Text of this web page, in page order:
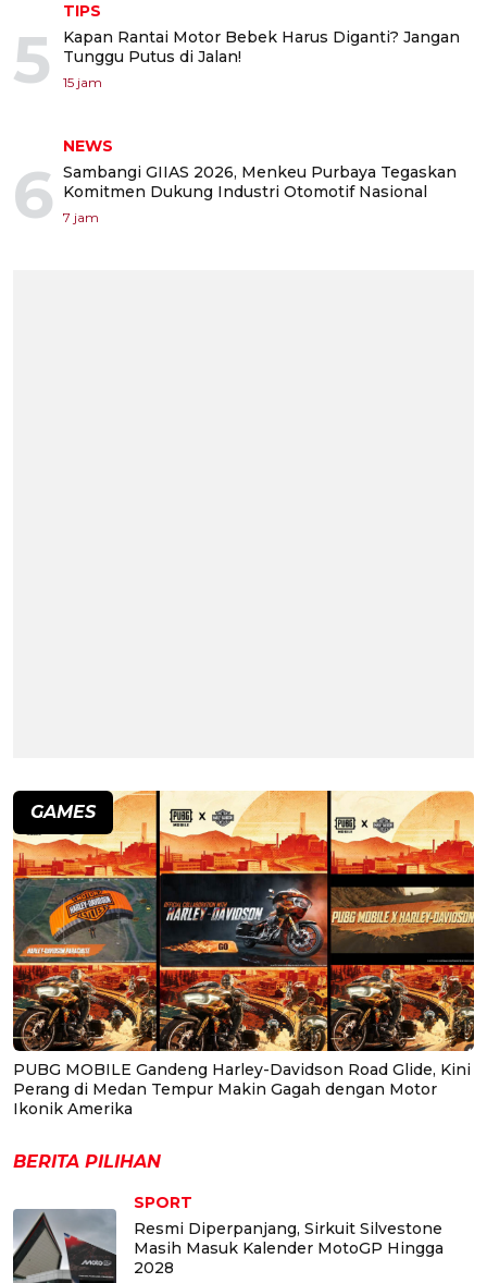
5
TIPS
Kapan Rantai Motor Bebek Harus Diganti? Jangan
Tunggu Putus di Jalan!
15 jam
6
NEWS
Sambangi GIIAS 2026, Menkeu Purbaya Tegaskan
Komitmen Dukung Industri Otomotif Nasional
7 jam
GAMES
PUBG MOBILE Gandeng Harley-Davidson Road Glide, Kini
Perang di Medan Tempur Makin Gagah dengan Motor
Ikonik Amerika
BERITA PILIHAN
SPORT
Resmi Diperpanjang, Sirkuit Silvestone
Masih Masuk Kalender MotoGP Hingga
2028